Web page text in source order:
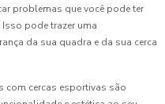
problemas que você pode ter
pode trazer uma
da sua quadra e da sua cerca
com cercas esportivas são